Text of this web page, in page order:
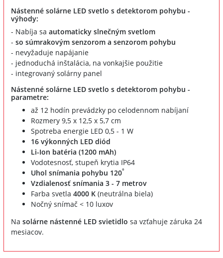
Nástenné solárne LED svetlo s detektorom pohybu -
výhody:
- Nabíja sa automaticky slnečným svetlom
- so súmrakovým senzorom a senzorom pohybu
- nevyžaduje napájanie
- jednoduchá inštalácia, na vonkajšie použitie
- integrovaný solárny panel
Nástenné solárne LED svetlo s detektorom pohybu -
parametre:
až 12 hodín prevádzky po celodennom nabíjaní
Rozmery 9,5 x 12,5 x 5,7 cm
Spotreba energie LED 0,5 - 1 W
16 výkonných LED diód
Li-Ion batéria (1200 mAh)
Vodotesnosť, stupeň krytia IP64
Uhol snímania pohybu 120°
Vzdialenosť snímania 3 - 7 metrov
Farba svetla 4000 K (neutrálna biela)
Nočný snímač < 10 luxov
Na solárne nástenné LED svietidlo sa vzťahuje záruka 24
mesiacov.